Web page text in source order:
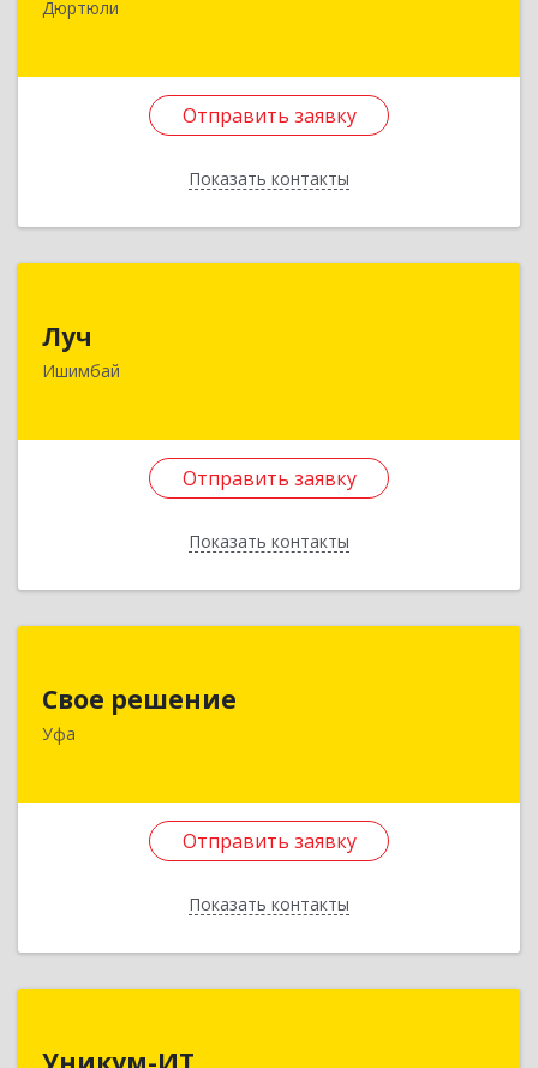
Дюртюли
Отправить заявку
Показать контакты
Подробнее
Отправить заявку
Луч
Ишимбай
Отправить заявку
Показать контакты
453215, Башкортостан Респ, Ишимбайский р-н,
Ишимбай г, Ленина пр-кт, дом № 29, кв.29
Подробнее
Отправить заявку
Свое решение
Уфа
Отправить заявку
Показать контакты
Подробнее
Отправить заявку